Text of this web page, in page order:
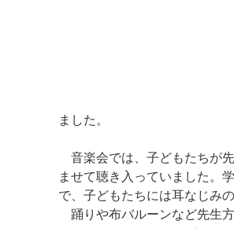
ました。
音楽会では、子どもたちが
ませて聴き入っていました。
で、子どもたちには耳なじみ
踊りや布バルーンなど先生